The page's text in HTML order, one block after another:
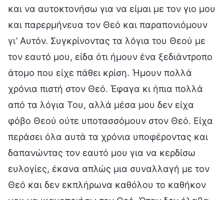
και να αυτοκτονήσω για να είμαι με τον γιο μου
και παρερμήνευα τον Θεό και παραπονιόμουν
γι’ Αυτόν. Συγκρίνοντας τα λόγια του Θεού με
τον εαυτό μου, είδα ότι ήμουν ένα ξεδιάντροπο
άτομο που είχε πάθει κρίση. Ήμουν πολλά
χρόνια πιστή στον Θεό. Έφαγα κι ήπια πολλά
από τα λόγια Του, αλλά μέσα μου δεν είχα
φόβο Θεού ούτε υποτασσόμουν στον Θεό. Είχα
περάσει όλα αυτά τα χρόνια υποφέροντας και
δαπανώντας τον εαυτό μου για να κερδίσω
ευλογίες, έκανα απλώς μια συναλλαγή με τον
Θεό και δεν εκπλήρωνα καθόλου το καθήκον